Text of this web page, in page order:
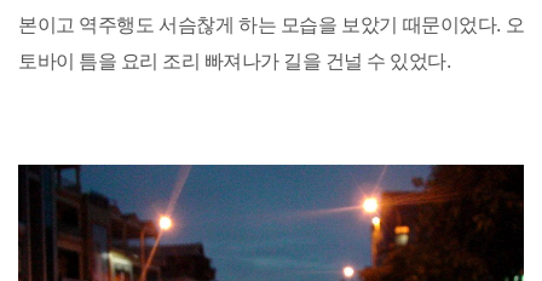
본이고 역주행도 서슴찮게 하는 모습을 보았기 때문이었다. 오
토바이 틈을 요리 조리 빠져나가 길을 건널 수 있었다.